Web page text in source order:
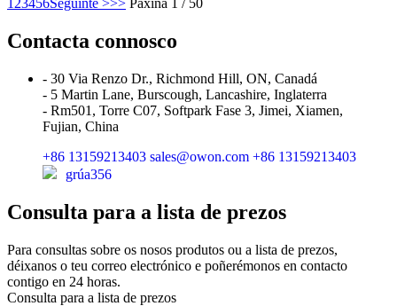
23456Seguinte >>> Páxina 1 / 50
Contacta connosco
- 30 Via Renzo Dr., Richmond Hill, ON, Canadá
- 5 Martin Lane, Burscough, Lancashire, Inglaterra
- Rm501, Torre C07, Softpark Fase 3, Jimei, Xiamen,
Fujian, China
+86 13159213403 sales@owon.com +86 13159213403
grúa356
Consulta para a lista de prezos
Para consultas sobre os nosos produtos ou a lista de prezos,
déixanos o teu correo electrónico e poñerémonos en contacto
contigo en 24 horas.
Consulta para a lista de prezos